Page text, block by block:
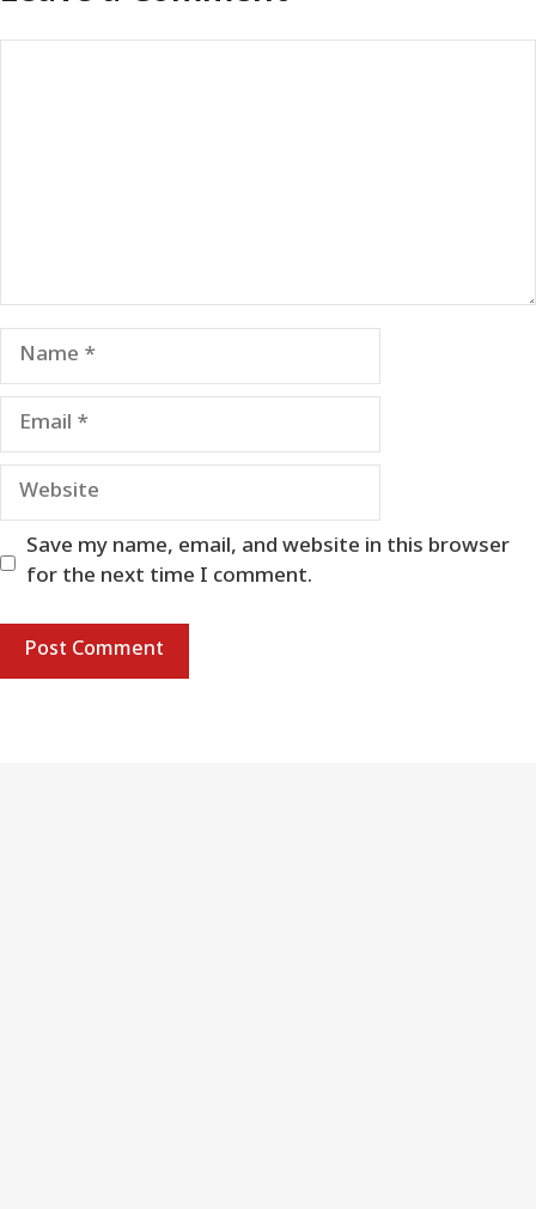
Name
Email
Website
Save my name, email, and website in this browser
for the next time I comment.